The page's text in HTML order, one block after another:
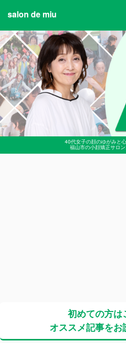
40代女子の顔のゆがみと
福山市の小顔矯正サロ
salon de miu
初めての方は
オススメ記事を